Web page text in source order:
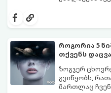
ზოდიაქოს 4
შორის,
როგორია 5
თქვენს
ზოგჯერ
გვიწყობს,
მართლაც